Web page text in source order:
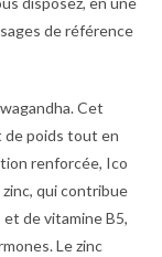
de référence
Cet
de poids tout en
renforcée, Ico
qui contribue
de vitamine B5,
Le zinc